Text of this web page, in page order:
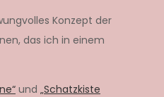
Konzept der
das ich in einem
und „Schatzkiste